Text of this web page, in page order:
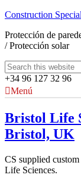
Construction
Protección de
/ Protección solar
+34 96 127 32 96
Menú
Bristol Life
Bristol, UK
CS supplied
Life Sciences.